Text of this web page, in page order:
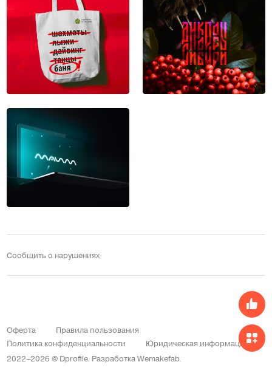
Сообщить о нарушениях
2022–2026 © Dprofile. РазработкаWemakefab.
Оферта
Правила пользования
Политика конфиденциальности
Юридическая информация